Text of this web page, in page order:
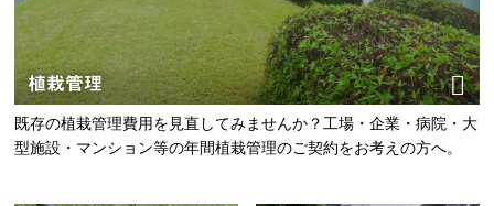
植栽管理
既存の植栽管理費用を見直してみませんか？工場・企業・病院・大
型施設・マンション等の年間植栽管理のご契約をお考えの方へ。